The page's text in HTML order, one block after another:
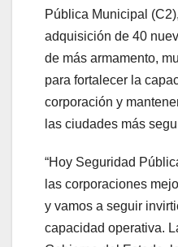
Pública Municipal
adquisición de 40
de más armamento,
para fortalecer la
corporación y
las ciudades más
“Hoy Seguridad
las corporaciones
y vamos a seguir
capacidad operativa.